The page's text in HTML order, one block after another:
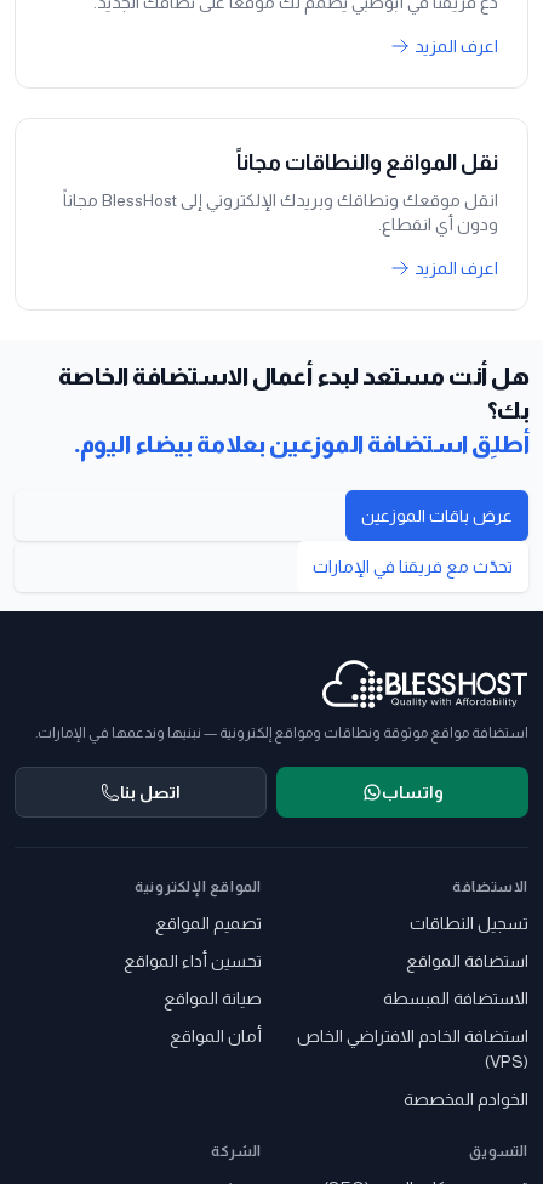
اعرف المزيد
نقل المواقع والنطاقات مجاناً
انقل موقعك ونطاقك وبريدك الإلكتروني إلى BlessHost مجاناً
ودون أي انقطاع.
اعرف المزيد
هل أنت مستعد لبدء أعمال الاستضافة الخاصة
بك؟
أطلِق استضافة الموزعين بعلامة بيضاء اليوم.
عرض باقات الموزعين
تحدّث مع فريقنا في الإمارات
استضافة مواقع موثوقة ونطاقات ومواقع إلكترونية — نبنيها وندعمها في الإمارات.
واتساب اتصل بنا
الاستضافة
تسجيل النطاقات
استضافة المواقع
الاستضافة المبسطة
استضافة الخادم الافتراضي الخاص
(VPS)
الخوادم المخصصة
المواقع الإلكترونية
تصميم المواقع
تحسين أداء المواقع
صيانة المواقع
أمان المواقع
التسويق الشركة